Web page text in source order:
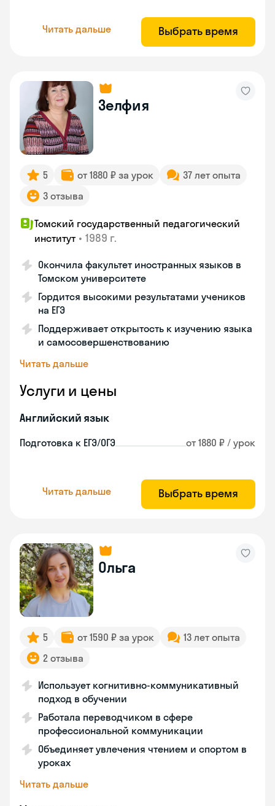
Читать дальше Выбрать время
Зелфия
5 от 1880 ₽ за урок
37 лет опыта
3 отзыва
Томский государственный педагогический
институт • 1989 г.
Окончила факультет иностранных языков в
Томском университете
Гордится высокими результатами учеников
на ЕГЭ
Поддерживает открытость к изучению языка
и самосовершенствованию
Читать дальше
Услуги и цены
Английский язык
Подготовка к ЕГЭ/ОГЭ от 1880 ₽ / урок
Читать дальше Выбрать время
Ольга
5 от 1590 ₽ за урок
13 лет опыта
2 отзыва
Использует когнитивно-коммуникативный
подход в обучении
Работала переводчиком в сфере
профессиональной коммуникации
Объединяет увлечения чтением и спортом в
уроках
Читать дальше